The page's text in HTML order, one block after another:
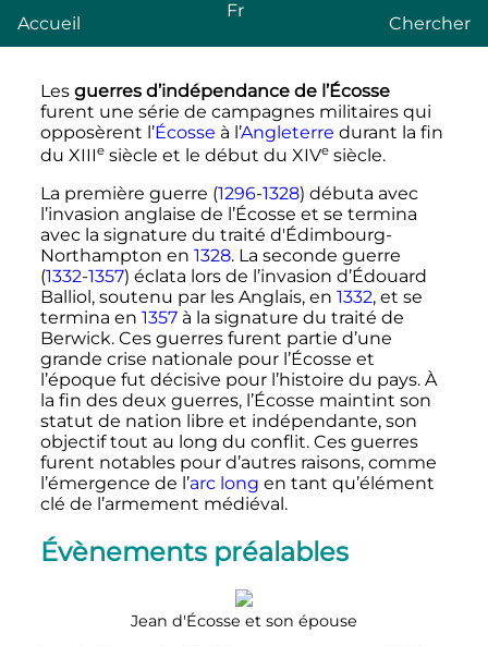
Accueil
Fr
Chercher
Les guerres d’indépendance de l’Écosse
furent une série de campagnes militaires qui
opposèrent l’Écosse à l’Angleterre durant la fin
du XIIIe siècle et le début du XIVe siècle.
La première guerre (1296-1328) débuta avec
l’invasion anglaise de l’Écosse et se termina
avec la signature du traité d'Édimbourg-
Northampton en 1328. La seconde guerre
(1332-1357) éclata lors de l’invasion d’Édouard
Balliol, soutenu par les Anglais, en 1332, et se
termina en 1357à la signature du traité de
Berwick. Ces guerres furent partie d’une
grande crise nationale pour l’Écosse et
l’époque fut décisive pour l’histoire du pays. À
la fin des deux guerres, l’Écosse maintint son
statut de nation libre et indépendante, son
objectif tout au long du conflit. Ces guerres
furent notables pour d’autres raisons, comme
l’émergence de l’arc long en tant qu’élément
clé de l’armement médiéval.
Évènements préalables
Jean d'Écosse et son épouse